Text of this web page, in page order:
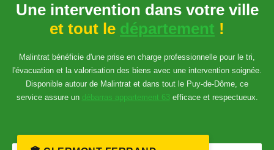
Une intervention dans votre ville
et tout le département !
Malintrat bénéficie d'une prise en charge professionnelle pour le tri,
l'évacuation et la valorisation des biens avec une intervention soignée.
Disponible autour de Malintrat et dans tout le Puy-de-Dôme, ce
service assure un débarras appartement 63efficace et respectueux.